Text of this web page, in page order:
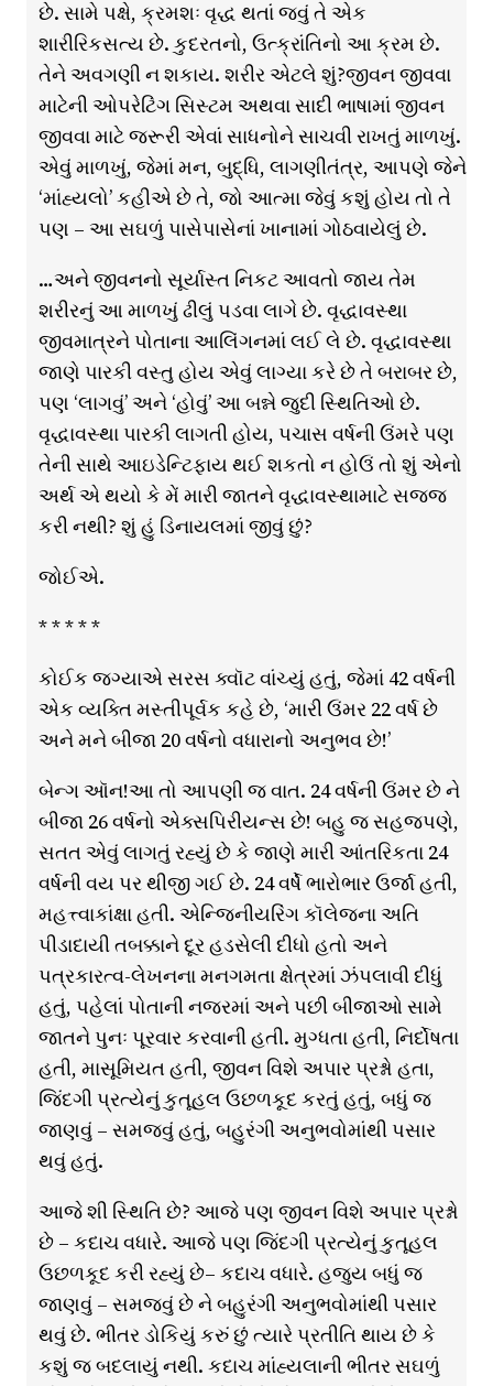
છે. સામે પક્ષે, ક્રમશઃ વૃદ્ધ થતાં જવું તે એક
શારીરિકસત્ય છે. કુદરતનો, ઉત્ક્રાંતિનો આ ક્રમ છે.
તેને અવગણી ન શકાય. શરીર એટલે શું?જીવન જીવવા
માટેની ઓપરેટિંગ સિસ્ટમ અથવા સાદી ભાષામાં જીવન
જીવવા માટે જરૂરી એવાં સાધનોને સાચવી રાખતું માળખું.
એવું માળખું, જેમાં મન, બુદ્ધિ, લાગણીતંત્ર, આપણે જેને
‘માંહ્યલો’ કહીએ છે તે, જો આત્મા જેવું કશું હોય તો તે
પણ – આ સઘળું પાસેપાસેનાં ખાનામાં ગોઠવાયેલું છે.
…અને જીવનનો સૂર્યાસ્ત નિકટ આવતો જાય તેમ
શરીરનું આ માળખું ઢીલું પડવા લાગે છે. વૃદ્ધાવસ્થા
જીવમાત્રને પોતાના આલિંગનમાં લઈ લે છે. વૃદ્ધાવસ્થા
જાણે પારકી વસ્તુ હોય એવું લાગ્યા કરે છે તે બરાબર છે,
પણ ‘લાગવું’ અને ‘હોવું’ આ બન્ને જુદી સ્થિતિઓ છે.
વૃદ્ધાવસ્થા પારકી લાગતી હોય, પચાસ વર્ષની ઉંમરે પણ
તેની સાથે આઇડેન્ટિફાય થઈ શકતો ન હોઉં તો શું એનો
અર્થ એ થયો કે મેં મારી જાતને વૃદ્ધાવસ્થામાટે સજ્જ
કરી નથી? શું હું ડિનાયલમાં જીવું છું?
જોઈએ.
* * * * *
કોઈક જગ્યાએ સરસ ક્વૉટ વાંચ્યું હતું, જેમાં 42 વર્ષની
એક વ્યક્તિ મસ્તીપૂર્વક કહે છે, ‘મારી ઉંમર 22 વર્ષ છે
અને મને બીજા 20 વર્ષનો વધારાનો અનુભવ છે!’
બેન્ગ ઑન!આ તો આપણી જ વાત. 24 વર્ષની ઉંમર છે ને
બીજા 26 વર્ષનો એક્સપિરીયન્સ છે! બહુ જ સહજપણે,
સતત એવું લાગતું રહ્યું છે કે જાણે મારી આંતરિકતા 24
વર્ષની વય પર થીજી ગઈ છે. 24 વર્ષે ભારોભાર ઉર્જા હતી,
મહત્ત્વાકાંક્ષા હતી. એન્જિનીયરિંગ કૉલેજના અતિ
પીડાદાયી તબક્કાને દૂર હડસેલી દીધો હતો અને
પત્રકારત્વ-લેખનના મનગમતા ક્ષેત્રમાં ઝંપલાવી દીધું
હતું, પહેલાં પોતાની નજરમાં અને પછી બીજાઓ સામે
જાતને પુનઃ પૂરવાર કરવાની હતી. મુગ્ધતા હતી, નિર્દોષતા
હતી, માસૂમિયત હતી, જીવન વિશે અપાર પ્રશ્નો હતા,
જિંદગી પ્રત્યેનું કુતૂહલ ઉછળકૂદ કરતું હતું, બધું જ
જાણવું – સમજવું હતું, બહુરંગી અનુભવોમાંથી પસાર
થવું હતું.
આજે શી સ્થિતિ છે? આજે પણ જીવન વિશે અપાર પ્રશ્નો
છે – કદાચ વધારે. આજે પણ જિંદગી પ્રત્યેનું કુતૂહલ
ઉછળકૂદ કરી રહ્યું છે– કદાચ વધારે. હજુય બધું જ
જાણવું – સમજવું છે ને બહુરંગી અનુભવોમાંથી પસાર
થવું છે. ભીતર ડોકિયું કરું છું ત્યારે પ્રતીતિ થાય છે કે
કશું જ બદલાયું નથી. કદાચ માંહ્યલાની ભીતર સઘળું